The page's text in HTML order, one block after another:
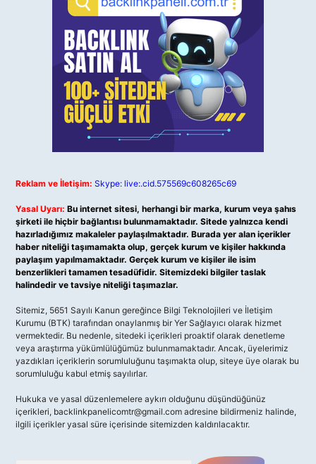
Reklam ve İletişim: Skype: live:.cid.575569c608265c69
Yasal Uyarı: Bu internet sitesi, herhangi bir marka, kurum veya şahıs
şirketi ile hiçbir bağlantısı bulunmamaktadır. Sitede yalnızca kendi
hazırladığımız makaleler paylaşılmaktadır. Burada yer alan içerikler
haber niteliği taşımamakta olup, gerçek kurum ve kişiler hakkında
paylaşım yapılmamaktadır. Gerçek kurum ve kişiler ile isim
benzerlikleri tamamen tesadüfidir. Sitemizdeki bilgiler taslak
halindedir ve tavsiye niteliği taşımazlar.
Sitemiz, 5651 Sayılı Kanun gereğince Bilgi Teknolojileri ve İletişim
Kurumu (BTK) tarafından onaylanmış bir Yer Sağlayıcı olarak hizmet
vermektedir. Bu nedenle, sitedeki içerikleri proaktif olarak denetleme
veya araştırma yükümlülüğümüz bulunmamaktadır. Ancak, üyelerimiz
yazdıkları içeriklerin sorumluluğunu taşımakta olup, siteye üye olarak bu
sorumluluğu kabul etmiş sayılırlar.
Hukuka ve yasal düzenlemelere aykırı olduğunu düşündüğünüz
içerikleri, backlinkpanelicomtr@gmail.com adresine bildirmeniz halinde,
ilgili içerikler yasal süre içerisinde sitemizden kaldırılacaktır.